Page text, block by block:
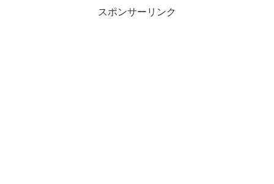
スポンサーリンク